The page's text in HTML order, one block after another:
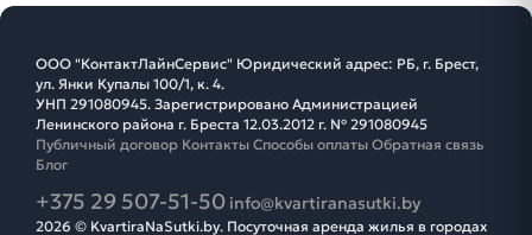
ООО "КонтактЛайнСервис" Юридический адрес: РБ, г. Брест,
ул. Янки Купалы 100/1, к. 4.
УНП 291080945. Зарегистрировано Администрацией
Ленинского района г. Бреста 12.03.2012 г. № 291080945
Публичный договор Контакты Способы оплаты Обратная связь
Блог
+375 29 507-51-50 info@kvartiranasutki.by
2026 © KvartiraNaSutki.by. Посуточная аренда жилья в городах